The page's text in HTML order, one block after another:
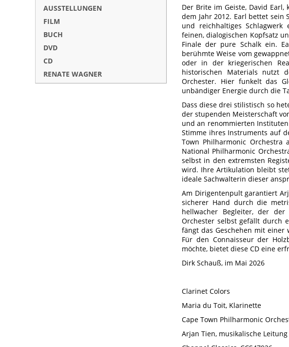
Der Brite im Geiste, David
dem Jahr 2012. Earl bettet
und reichhaltiges Schlagwerk
feinen, dialogischen Kopfsatz
Finale der pure Schalk ein.
berühmte Weise vom
oder in der kriegerischen
historischen Materials nutzt
Orchester. Hier funkelt das
unbändiger Energie durch die
Dass diese drei stilistisch so
der stupenden Meisterschaft
und an renommierten
Stimme ihres Instruments auf
Town Philharmonic
National Philharmonic
selbst in den extremsten
wird. Ihre Artikulation bleibt
ideale Sachwalterin dieser
Am Dirigentenpult garantiert
sicherer Hand durch die
hellwacher Begleiter, der
Orchester selbst gefällt durch
fängt das Geschehen mit einer
Für den Connaisseur der
möchte, bietet diese CD eine
Dirk Schauß, im Mai 2026
Clarinet Colors
Maria du Toit, Klarinette
Cape Town Philharmonic
Arjan Tien, musikalische Leitung
AUSSTELLUNGEN
FILM
BUCH
DVD
CD
RENATE WAGNER